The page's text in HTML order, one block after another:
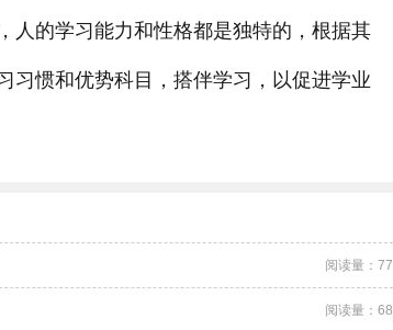
人的学习能力和性格都是独特的，根据其
习惯和优势科目，搭伴学习，以促进学业
阅读量：77
阅读量：68